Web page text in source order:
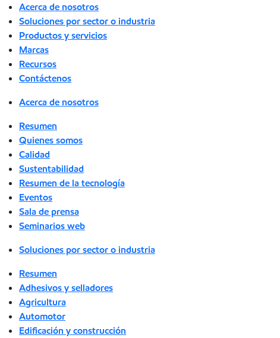
Acerca de nosotros
Soluciones por sector o industria
Productos y servicios
Marcas
Recursos
Contáctenos
Acerca de nosotros
Resumen
Quienes somos
Calidad
Sustentabilidad
Resumen de la tecnología
Eventos
Sala de prensa
Seminarios web
Soluciones por sector o industria
Resumen
Adhesivos y selladores
Agricultura
Automotor
Edificación y construcción